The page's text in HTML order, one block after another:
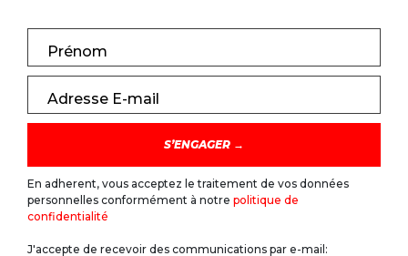
Prénom
Adresse E-mail
En adherent, vous acceptez le traitement de vos données
personnelles conformément à notre politique de
confidentialité
J'accepte de recevoir des communications par e-mail: